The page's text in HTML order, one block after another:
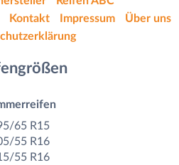
Kontakt Impressum
Über uns
65 R15
55 R16
55 R16